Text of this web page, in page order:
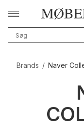
Brands / Naver